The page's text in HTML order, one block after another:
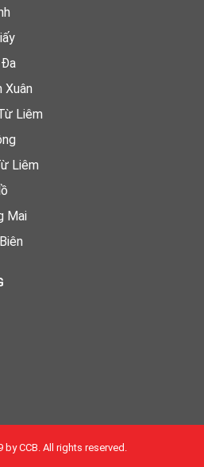
Xuân
Liêm
Liêm
Mai
CCB. All rights reserved.